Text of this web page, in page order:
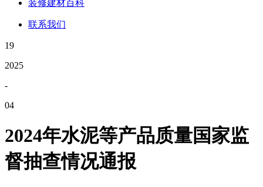
装修建材百科
联系我们
19
2025
-
04
2024年水泥等产品质量国家监
督抽查情况通报